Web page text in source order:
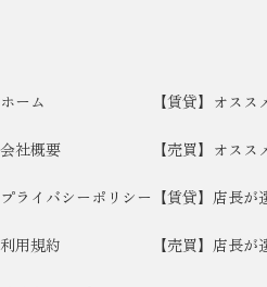
ホーム
会社概要
プライバシーポリシー
利用規約
【賃貸】オスス
【売買】オスス
【賃貸】店長
【売買】店長